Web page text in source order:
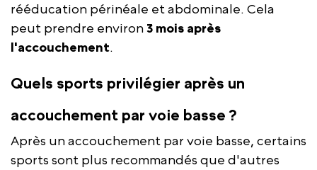
rééducation périnéale et abdominale. Cela
peut prendre environ3 mois après
l'accouchement.
Quels sports privilégier après un
accouchement par voie basse ?
Après un accouchement par voie basse, certains
sports sont plus recommandés que d'autres